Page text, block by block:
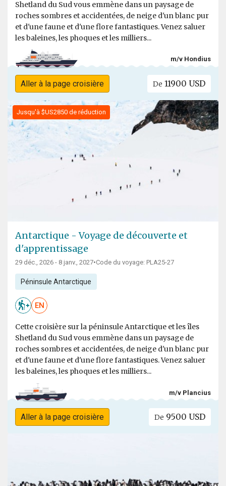
Shetland du Sud vous emmène dans un paysage de
roches sombres et accidentées, de neige d'un blanc pur
et d'une faune et d'une flore fantastiques. Venez saluer
les baleines, les phoques et les milliers...
m/v Hondius
Aller à la page croisière De 11900 USD
Jusqu'à $US2850 de réduction
Antarctique - Voyage de découverte et
d'apprentissage
29 déc., 2026 - 8 janv., 2027•Code du voyage: PLA25-27
Péninsule Antarctique
EN
Cette croisière sur la péninsule Antarctique et les îles
Shetland du Sud vous emmène dans un paysage de
roches sombres et accidentées, de neige d'un blanc pur
et d'une faune et d'une flore fantastiques. Venez saluer
les baleines, les phoques et les milliers...
m/v Plancius
Aller à la page croisière De 9500 USD